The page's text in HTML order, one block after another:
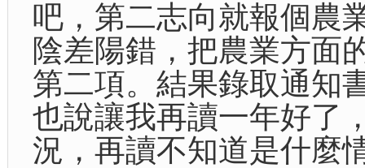
吧，第二志向就報個農
陰差陽錯，把農業方面
第二項。結果錄取通知
也說讓我再讀一年好了
況，再讀不知道是什麼